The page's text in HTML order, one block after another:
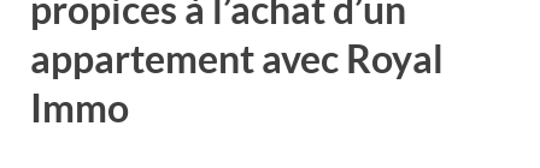
appartement avec Royal
Immo